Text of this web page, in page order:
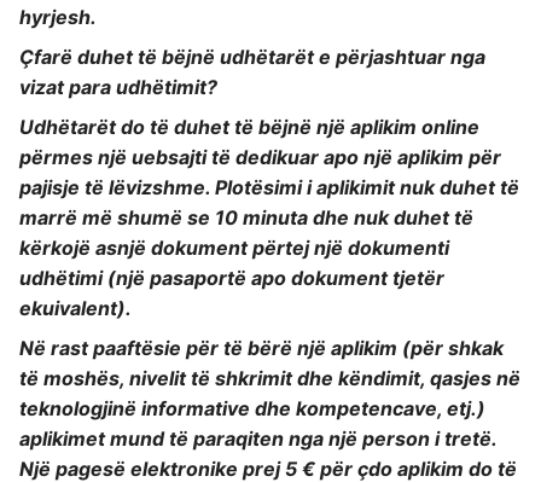
hyrjesh.
Çfarë duhet të bëjnë udhëtarët e përjashtuar nga
vizat para udhëtimit?
Udhëtarët do të duhet të bëjnë një aplikim online
përmes një uebsajti të dedikuar apo një aplikim për
pajisje të lëvizshme. Plotësimi i aplikimit nuk duhet të
marrë më shumë se 10 minuta dhe nuk duhet të
kërkojë asnjë dokument përtej një dokumenti
udhëtimi (një pasaportë apo dokument tjetër
ekuivalent).
Në rast paaftësie për të bërë një aplikim (për shkak
të moshës, nivelit të shkrimit dhe këndimit, qasjes në
teknologjinë informative dhe kompetencave, etj.)
aplikimet mund të paraqiten nga një person i tretë.
Një pagesë elektronike prej 5 € për çdo aplikim do të